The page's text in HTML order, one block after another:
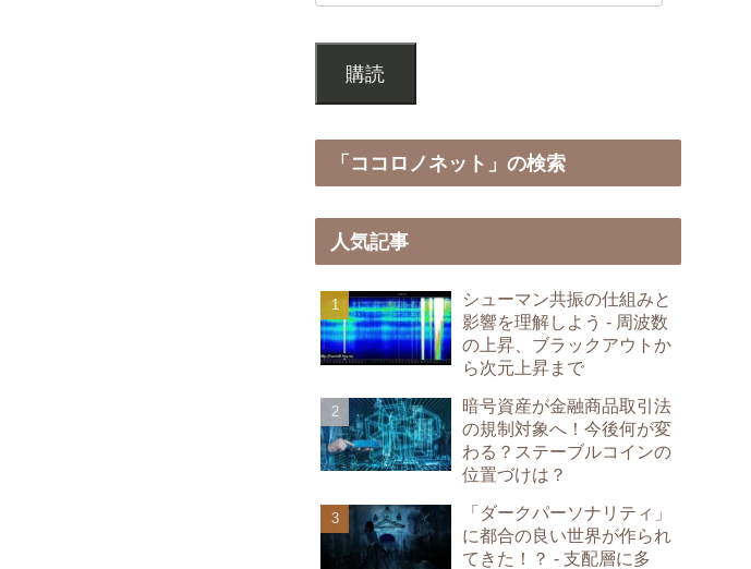
購読
「ココロノネット」の検索
人気記事
シューマン共振の仕組みと
影響を理解しよう - 周波数
の上昇、ブラックアウトか
ら次元上昇まで
暗号資産が金融商品取引法
の規制対象へ！今後何が変
わる？ステーブルコインの
位置づけは？
「ダークパーソナリティ」
に都合の良い世界が作られ
てきた！？ - 支配層に多